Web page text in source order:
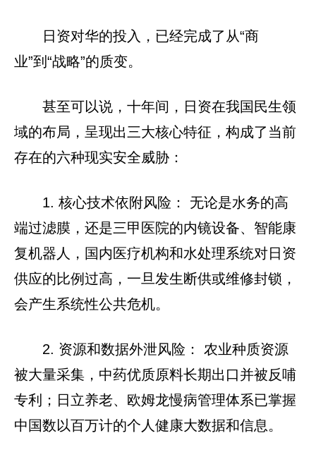
日资对华的投入，已经完成了从“商
业”到“战略”的质变。
甚至可以说，十年间，日资在我国民生领
域的布局，呈现出三大核心特征，构成了当前
存在的六种现实安全威胁：
1. 核心技术依附风险： 无论是水务的高
端过滤膜，还是三甲医院的内镜设备、智能康
复机器人，国内医疗机构和水处理系统对日资
供应的比例过高，一旦发生断供或维修封锁，
会产生系统性公共危机。
2. 资源和数据外泄风险： 农业种质资源
被大量采集，中药优质原料长期出口并被反哺
专利；日立养老、欧姆龙慢病管理体系已掌握
中国数以百万计的个人健康大数据和信息。